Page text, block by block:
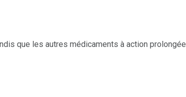
que les autres médicaments à action prolongée